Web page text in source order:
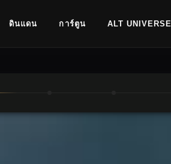
ดินแดน การ์ตูน ALT UNIVERSE